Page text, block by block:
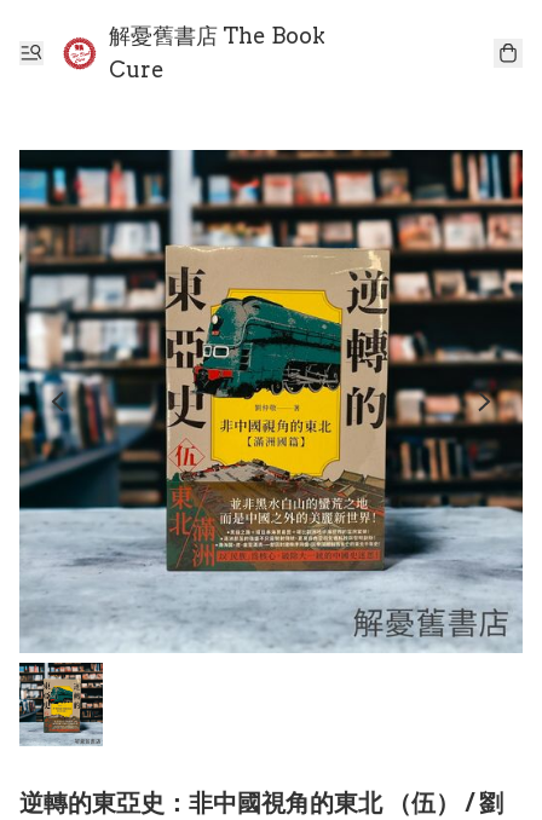
解憂舊書店 The Book
Cure
逆轉的東亞史：非中國視角的東北 （伍） / 劉